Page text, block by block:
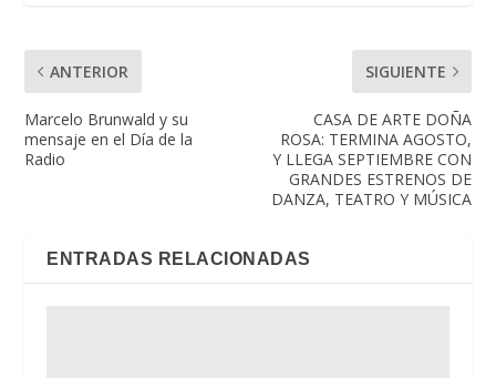
ANTERIOR
Marcelo Brunwald y su
mensaje en el Día de la
Radio
SIGUIENTE
CASA DE ARTE DOÑA
ROSA: TERMINA AGOSTO,
Y LLEGA SEPTIEMBRE CON
GRANDES ESTRENOS DE
DANZA, TEATRO Y MÚSICA
ENTRADAS RELACIONADAS